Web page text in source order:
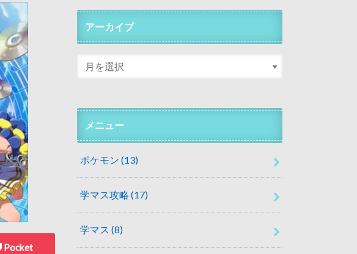
Pocket
アーカイブ
メニュー
ポケモン (13)
学マス攻略 (17)
学マス (8)